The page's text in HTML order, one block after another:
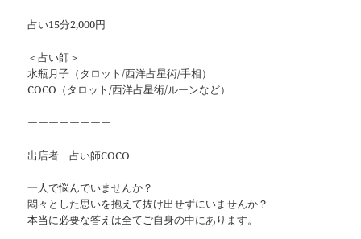
占い15分2,000円
＜占い師＞
水瓶月子（タロット/西洋占星術/手相）
COCO（タロット/西洋占星術/ルーンなど）
ーーーーーーーー
出店者 占い師COCO
一人で悩んでいませんか？
悶々とした思いを抱えて抜け出せずにいませんか？
本当に必要な答えは全てご自身の中にあります。